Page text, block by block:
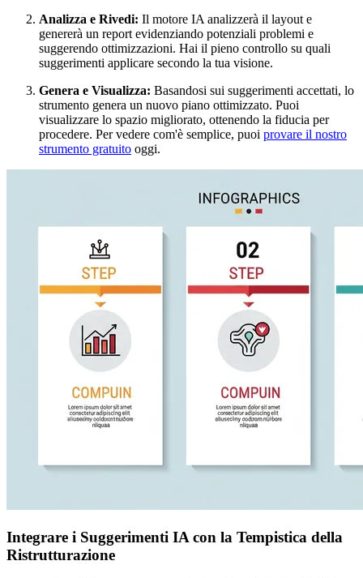
Analizza e Rivedi: Il motore IA analizzerà il layout e
genererà un report evidenziando potenziali problemi e
suggerendo ottimizzazioni. Hai il pieno controllo su quali
suggerimenti applicare secondo la tua visione.
Genera e Visualizza: Basandosi sui suggerimenti accettati, lo
strumento genera un nuovo piano ottimizzato. Puoi
visualizzare lo spazio migliorato, ottenendo la fiducia per
procedere. Per vedere com'è semplice, puoi provare il nostro
strumento gratuito oggi.
Integrare i Suggerimenti IA con la Tempistica della
Ristrutturazione